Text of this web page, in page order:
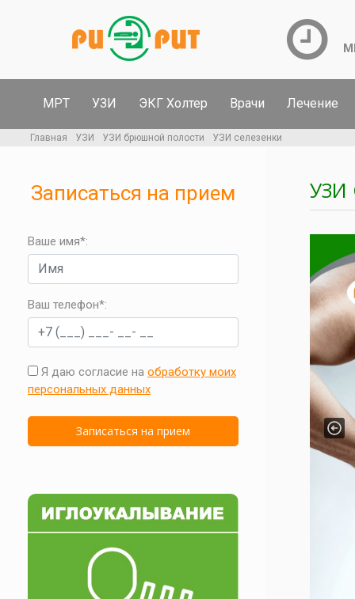
МРТ УЗИ ЭКГ Холтер Врачи Лечение
Главная УЗИ УЗИ брюшной полости УЗИ селезенки
Записаться на прием
Ваше имя*:
Ваш телефон*:
Я даю согласие на обработку моих
персональных данных
УЗИ